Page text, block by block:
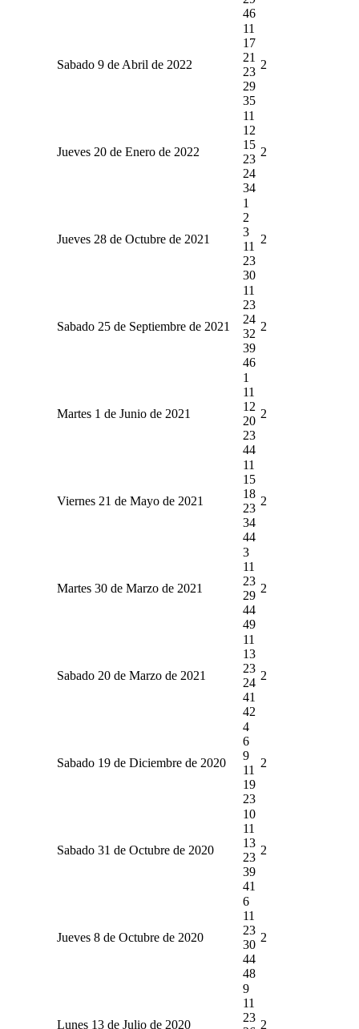
46
Sabado 9 de Abril de 2022
11
17
21
23
29
35
2
Jueves 20 de Enero de 2022
11
12
15
23
24
34
2
Jueves 28 de Octubre de 2021
1
2
3
11
23
30
2
Sabado 25 de Septiembre de 2021
11
23
24
32
39
46
2
Martes 1 de Junio de 2021
1
11
12
20
23
44
2
Viernes 21 de Mayo de 2021
11
15
18
23
34
44
2
Martes 30 de Marzo de 2021
3
11
23
29
44
49
2
Sabado 20 de Marzo de 2021
11
13
23
24
41
42
2
Sabado 19 de Diciembre de 2020
4
6
9
11
19
23
2
Sabado 31 de Octubre de 2020
10
11
13
23
39
41
2
Jueves 8 de Octubre de 2020
6
11
23
30
44
48
2
Lunes 13 de Julio de 2020
9
11
23
2